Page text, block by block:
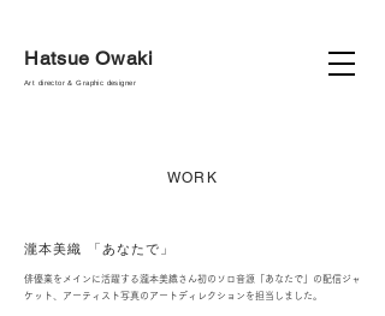
Hatsue Owaki
Art director & Graphic designer
WORK
瀧本美織 「あなたで」
俳優業をメインに活躍する瀧本美織さん初のソロ音源「あなたで」の配信ジャ
ケット、アーティスト写真のアートディレクションを担当しました。